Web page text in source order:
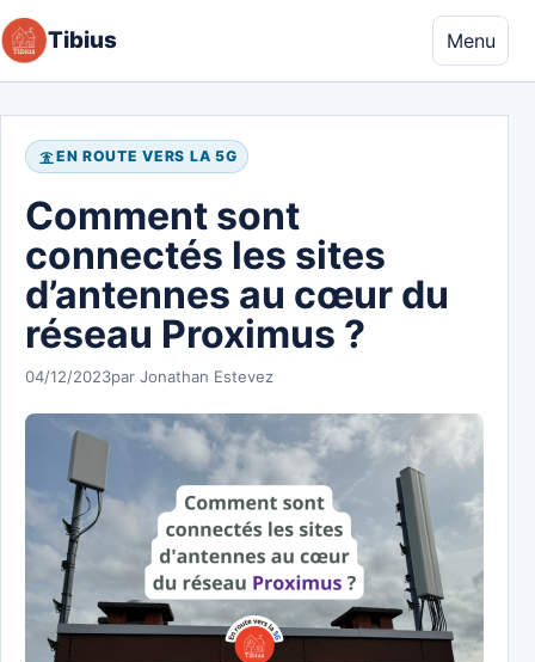
Aller au contenu
Tibius Menu
EN ROUTE VERS LA 5G
Comment sont
connectés les sites
d’antennes au cœur du
réseau Proximus ?
04/12/2023par Jonathan Estevez